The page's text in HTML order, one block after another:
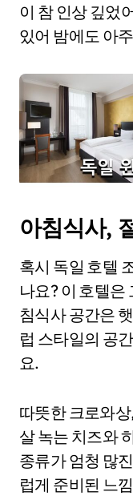
이 참 인상 깊었
있어 밤에도 아
아침식사,
혹시 독일 호텔
나요? 이 호텔은
침식사 공간은
럽 스타일의 공
요.
따뜻한 크로와
살 녹는 치즈와
종류가 엄청 많
럽게 준비된 느